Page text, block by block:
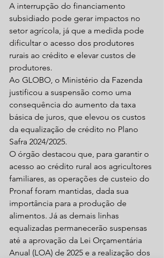
A interrupção do financiamento
subsidiado pode gerar impactos no
setor agrícola, já que a medida pode
dificultar o acesso dos produtores
rurais ao crédito e elevar custos de
produtores.
Ao GLOBO, o Ministério da Fazenda
justificou a suspensão como uma
consequência do aumento da taxa
básica de juros, que elevou os custos
da equalização de crédito no Plano
Safra 2024/2025.
O órgão destacou que, para garantir o
acesso ao crédito rural aos agricultores
familiares, as operações de custeio do
Pronaf foram mantidas, dada sua
importância para a produção de
alimentos. Já as demais linhas
equalizadas permanecerão suspensas
até a aprovação da Lei Orçamentária
Anual (LOA) de 2025 e a realização dos